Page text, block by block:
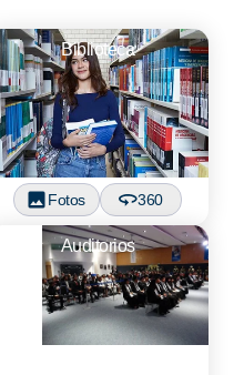
Biblioteca
Fotos 360
Auditorios